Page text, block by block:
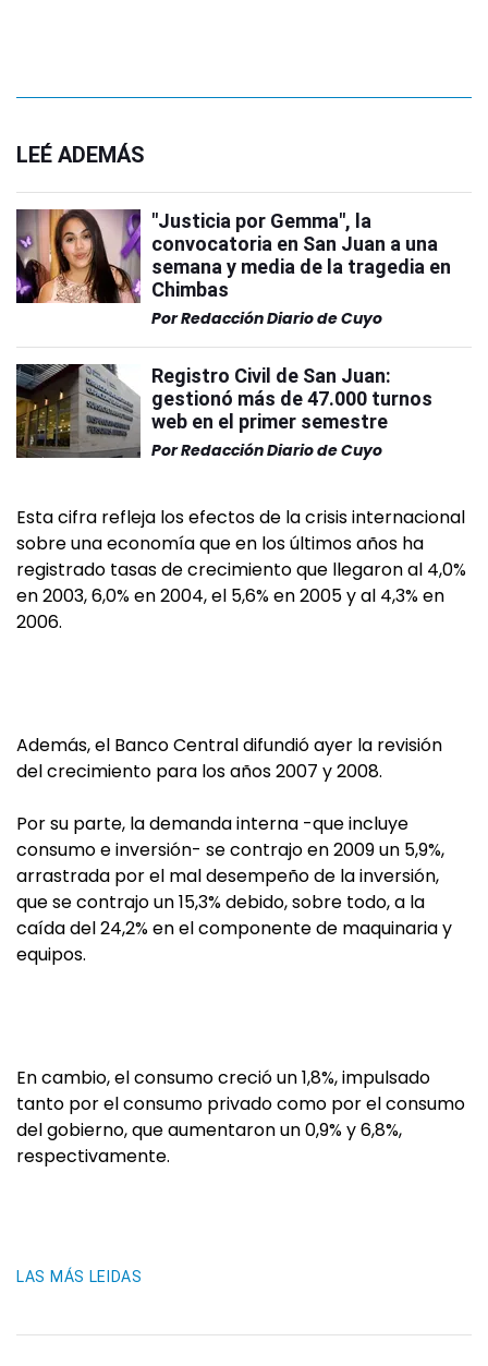
LEÉ ADEMÁS
"Justicia por Gemma", la
convocatoria en San Juan a una
semana y media de la tragedia en
Chimbas
PorRedacción Diario de Cuyo
Registro Civil de San Juan:
gestionó más de 47.000 turnos
web en el primer semestre
PorRedacción Diario de Cuyo
Esta cifra refleja los efectos de la crisis internacional
sobre una economía que en los últimos años ha
registrado tasas de crecimiento que llegaron al 4,0%
en 2003, 6,0% en 2004, el 5,6% en 2005 y al 4,3% en
2006.
Además, el Banco Central difundió ayer la revisión
del crecimiento para los años 2007 y 2008.
Por su parte, la demanda interna -que incluye
consumo e inversión- se contrajo en 2009 un 5,9%,
arrastrada por el mal desempeño de la inversión,
que se contrajo un 15,3% debido, sobre todo, a la
caída del 24,2% en el componente de maquinaria y
equipos.
En cambio, el consumo creció un 1,8%, impulsado
tanto por el consumo privado como por el consumo
del gobierno, que aumentaron un 0,9% y 6,8%,
respectivamente.
LAS MÁS LEIDAS